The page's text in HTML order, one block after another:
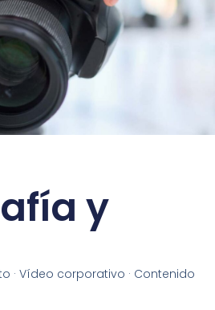
y
· Vídeo corporativo · Contenido